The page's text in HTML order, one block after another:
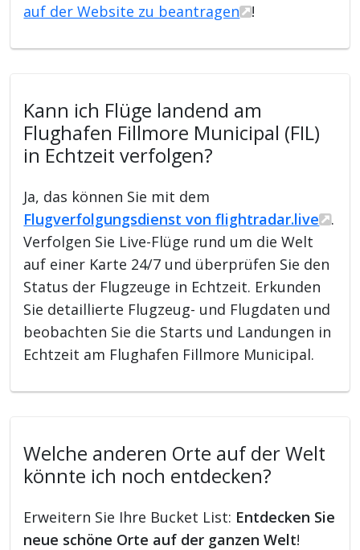
auf der Website zu beantragen
!
Kann ich Flüge landend am
Flughafen Fillmore Municipal (FIL)
in Echtzeit verfolgen?
Ja, das können Sie mit dem
Flugverfolgungsdienst von flightradar.live
.
Verfolgen Sie Live-Flüge rund um die Welt
auf einer Karte 24/7 und überprüfen Sie den
Status der Flugzeuge in Echtzeit. Erkunden
Sie detaillierte Flugzeug- und Flugdaten und
beobachten Sie die Starts und Landungen in
Echtzeit am Flughafen Fillmore Municipal.
Welche anderen Orte auf der Welt
könnte ich noch entdecken?
Erweitern Sie Ihre Bucket List: Entdecken Sie
neue schöne Orte auf der ganzen Welt!